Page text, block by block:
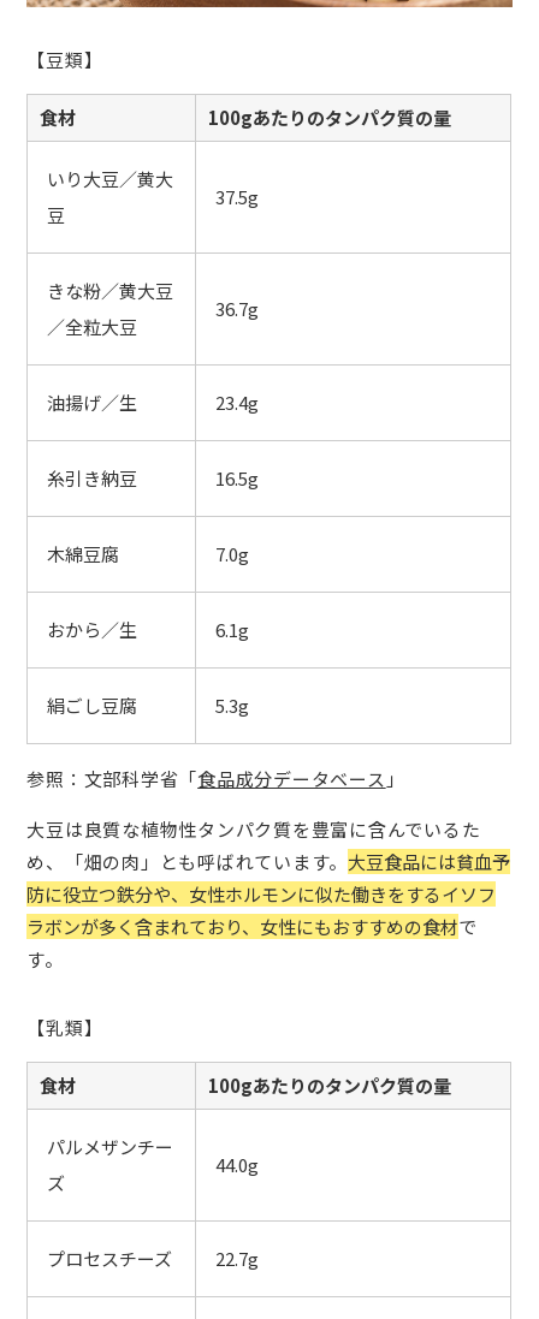
【豆類】
食材 100gあたりのタンパク質の量
いり大豆／黄大
豆
37.5g
きな粉／黄大豆
／全粒大豆
36.7g
油揚げ／生 23.4g
糸引き納豆 16.5g
木綿豆腐 7.0g
おから／生 6.1g
絹ごし豆腐 5.3g
参照：文部科学省「食品成分データベース 」
大豆は良質な植物性タンパク質を豊富に含んでいるた
め、「畑の肉」とも呼ばれています。 大豆食品には貧血予
防に役立つ鉄分や、女性ホルモンに似た働きをするイソフ
ラボンが多く含まれており、女性にもおすすめの食材で
す。
【乳類】
食材 100gあたりのタンパク質の量
パルメザンチー
ズ
44.0g
プロセスチーズ 22.7g